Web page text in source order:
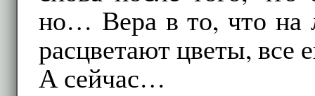
но… Вера в то, что на
расцветают цветы, все
А сейчас…